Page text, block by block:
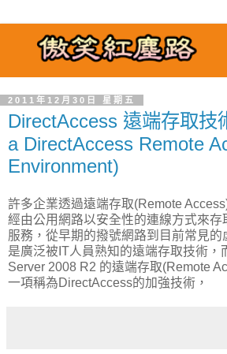
2011年12月30日 星期五
DirectAccess 遠端存取技
a DirectAccess Remote
Environment)
許多企業透過遠端存取(Remote
經由公用網路以安全性的連線方式來存
服務，從早期的撥號網路到目前常見
是廣泛被IT人員熟知的遠端存取技術，
Server 2008 R2 的遠端存取(Remote
一項稱為DirectAccess的加強技術，